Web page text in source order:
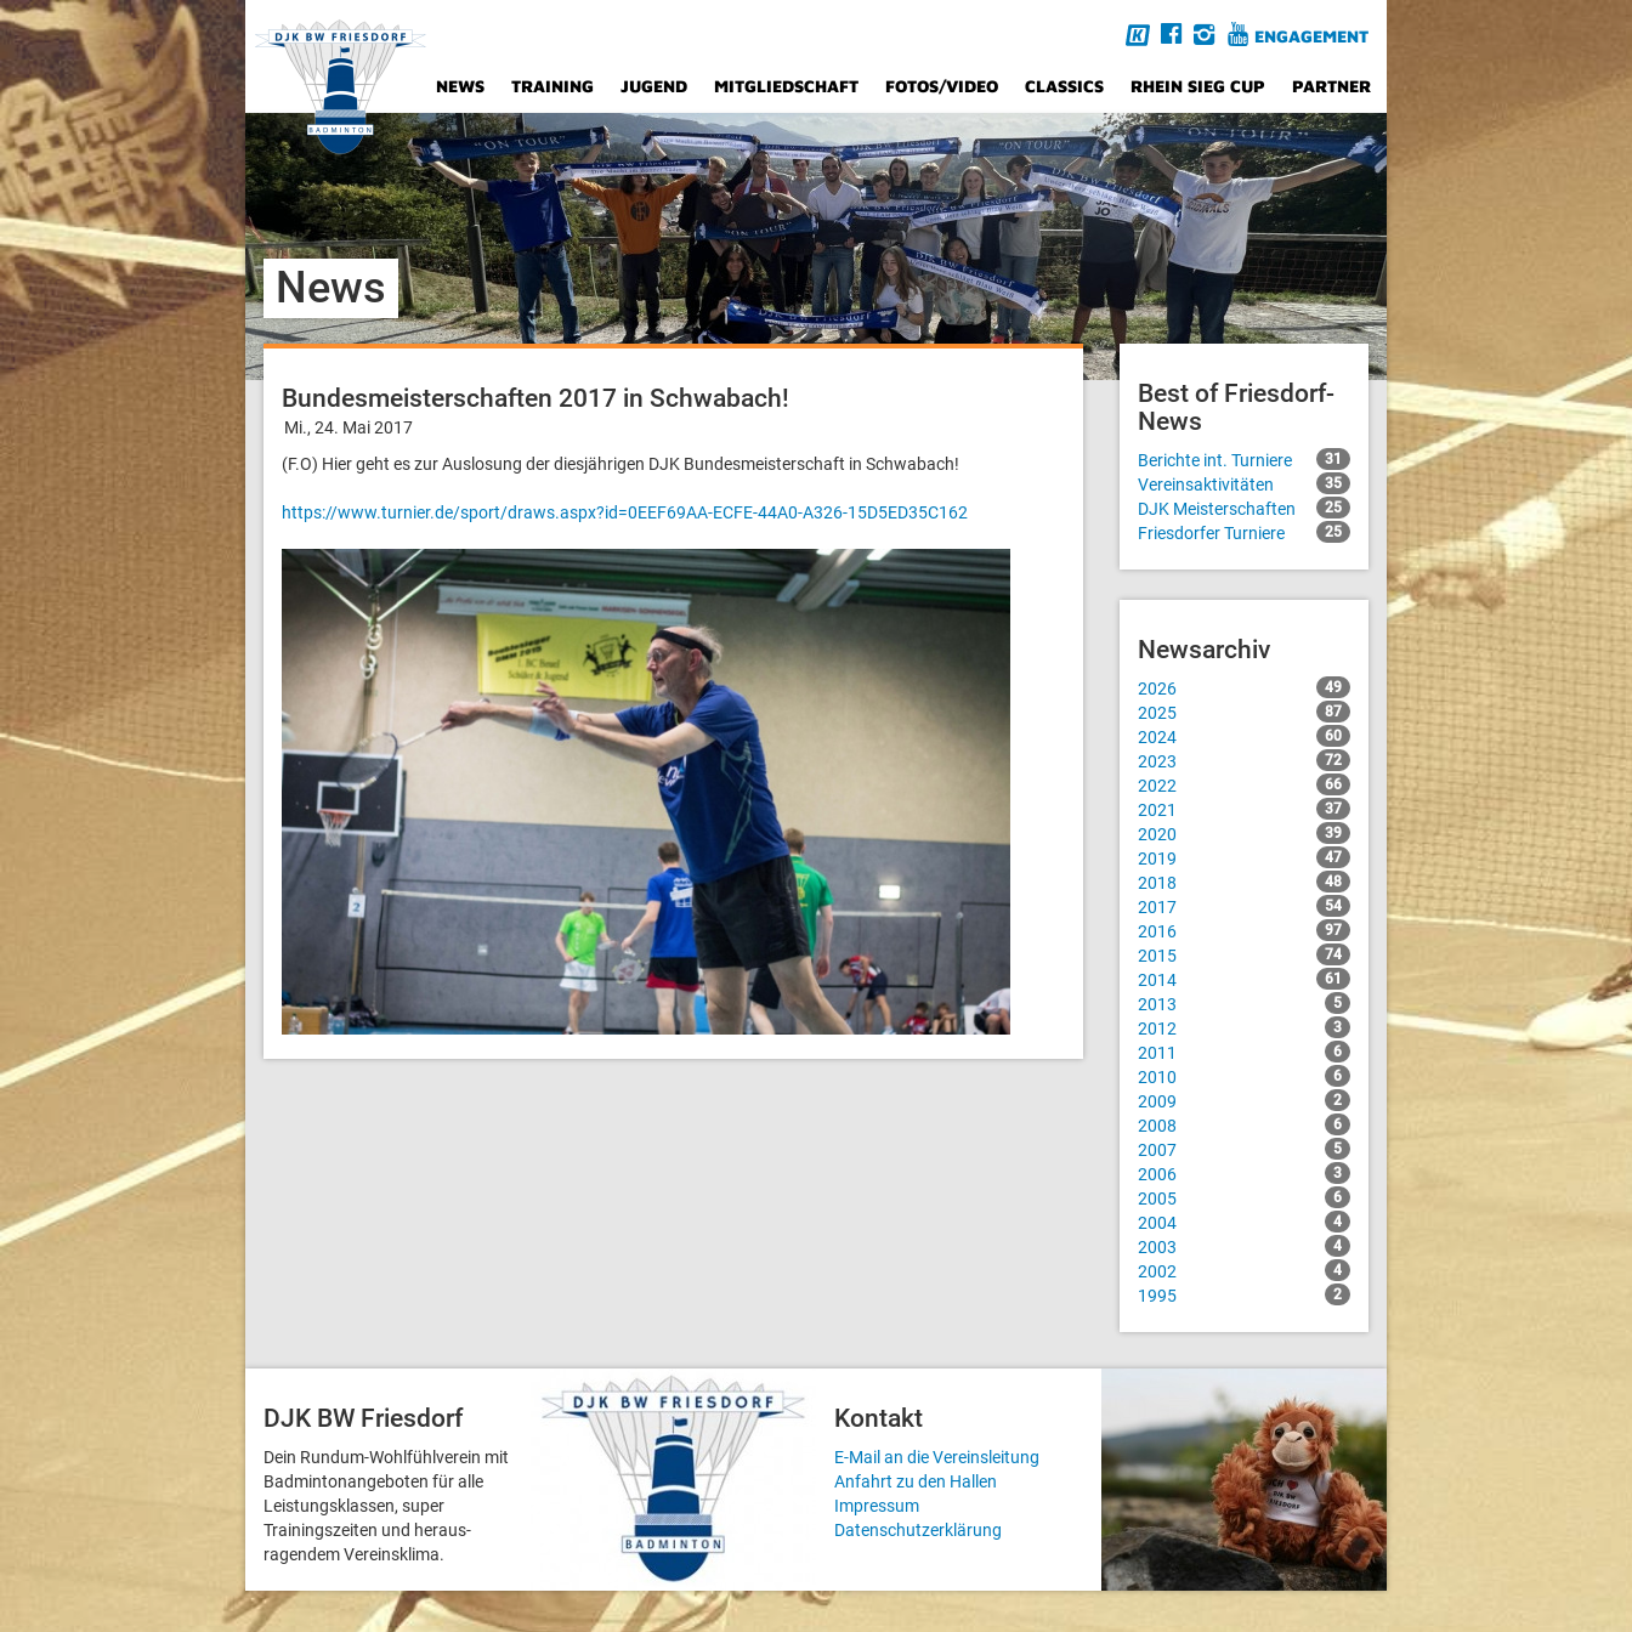
ENGAGEMENT
NEWS TRAINING JUGEND MITGLIEDSCHAFT FOTOS/VIDEO CLASSICS RHEIN SIEG CUP PARTNER
News
Bundesmeisterschaften 2017 in Schwabach!
Mi., 24. Mai 2017
(F.O) Hier geht es zur Auslosung der diesjährigen DJK Bundesmeisterschaft in Schwabach!
https://www.turnier.de/sport/draws.aspx?id=0EEF69AA-ECFE-44A0-A326-15D5ED35C162
Best of Friesdorf-
News
Berichte int. Turniere 31
Vereinsaktivitäten 35
DJK Meisterschaften 25
Friesdorfer Turniere 25
Newsarchiv
2026 49
2025 87
2024 60
2023 72
2022 66
2021 37
2020 39
2019 47
2018 48
2017 54
2016 97
2015 74
2014 61
2013 5
2012 3
2011 6
2010 6
2009 2
2008 6
2007 5
2006 3
2005 6
2004 4
2003 4
2002 4
1995 2
DJK BW Friesdorf
Dein Rundum-Wohlfühlverein mit
Badmintonangeboten für alle
Leistungsklassen, super
Trainingszeiten und heraus­
ragendem Vereinsklima.
Kontakt
E-Mail an die Vereinsleitung
Anfahrt zu den Hallen
Impressum
Datenschutzerklärung